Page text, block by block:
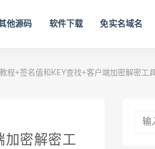
他源码 软件下载 免实名域名
程+签名值和KEY查找+客户端加密解密工
密解密工